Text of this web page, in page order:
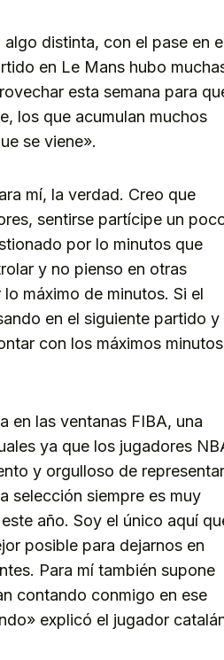
distinta, con el pase en
en Le Mans hubo
esta semana para
los que acumulan muchos
se viene».
mí, la verdad. Creo que
sentirse partícipe un
por lo minutos que
y no pienso en otras
máximo de minutos. Si el
en el siguiente partido y
con los máximos minutos
en las ventanas FIBA, una
ya que los jugadores
y orgulloso de representar
selección siempre es muy
año. Soy el único aquí
posible para dejarnos en
Para mí también supone
contando conmigo en ese
explicó el jugador